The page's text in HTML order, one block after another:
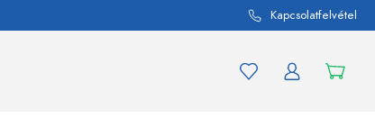
Kapcsolatfelvétel